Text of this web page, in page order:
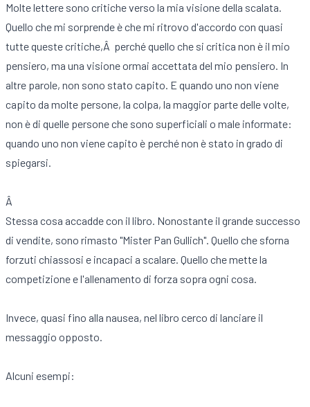
Molte lettere sono critiche verso la mia visione della scalata.
Quello che mi sorprende è che mi ritrovo d'accordo con quasi
tutte queste critiche,Â perché quello che si critica non è il mio
pensiero, ma una visione ormai accettata del mio pensiero. In
altre parole, non sono stato capito. E quando uno non viene
capito da molte persone, la colpa, la maggior parte delle volte,
non è di quelle persone che sono superficiali o male informate:
quando uno non viene capito è perché non è stato in grado di
spiegarsi.
Â
Stessa cosa accadde con il libro. Nonostante il grande successo
di vendite, sono rimasto "Mister Pan Gullich". Quello che sforna
forzuti chiassosi e incapaci a scalare. Quello che mette la
competizione e l'allenamento di forza sopra ogni cosa.
Invece, quasi fino alla nausea, nel libro cerco di lanciare il
messaggio opposto.
Alcuni esempi: